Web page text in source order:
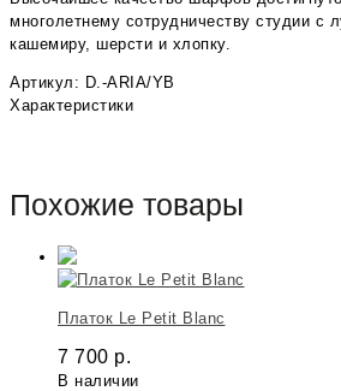
многолетнему сотрудничеству студии с
кашемиру, шерсти и хлопку.
Артикул: D.-ARIA/YB
Характеристики
Похожие товары
Платок Le Petit Blanc
7 700 р.
В наличии